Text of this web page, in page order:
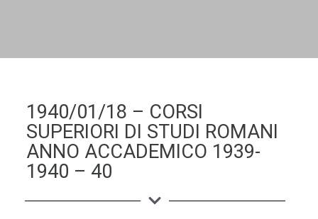
LA "VITA DELL'ISTITUTO" ATTRAVERSO LE IMMAGINI
1940/01/18 – CORSI
SUPERIORI DI STUDI ROMANI
ANNO ACCADEMICO 1939-
1940 – 40